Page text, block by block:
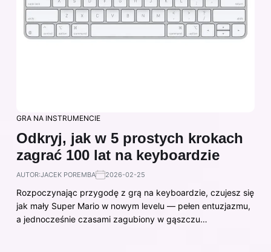
GRA NA INSTRUMENCIE
Odkryj, jak w 5 prostych krokach
zagrać 100 lat na keyboardzie
AUTOR:JACEK POREMBA 2026-02-25
Rozpoczynając przygodę z grą na keyboardzie, czujesz się
jak mały Super Mario w nowym levelu — pełen entuzjazmu,
a jednocześnie czasami zagubiony w gąszczu…